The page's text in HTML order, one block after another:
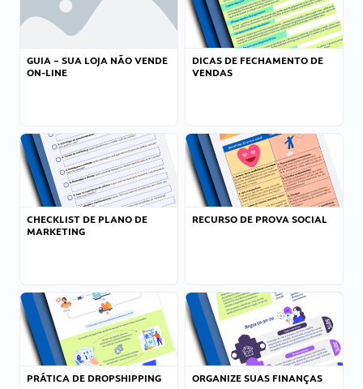
GUIA – SUA LOJA NÃO VENDE
ON-LINE
DICAS DE FECHAMENTO DE
VENDAS
CHECKLIST DE PLANO DE
MARKETING
RECURSO DE PROVA SOCIAL
PRÁTICA DE DROPSHIPPING ORGANIZE SUAS FINANÇAS